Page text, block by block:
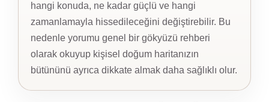
hangi konuda, ne kadar güçlü ve hangi
zamanlamayla hissedileceğini değiştirebilir. Bu
nedenle yorumu genel bir gökyüzü rehberi
olarak okuyup kişisel doğum haritanızın
bütününü ayrıca dikkate almak daha sağlıklı olur.